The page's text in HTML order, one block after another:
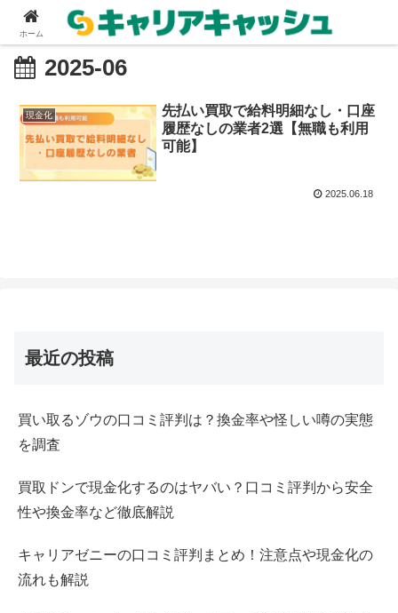
2025-06
現金化
先払い買取で給料明細なし・口座
履歴なしの業者2選【無職も利用
可能】
2025.06.18
最近の投稿
買い取るゾウの口コミ評判は？換金率や怪しい噂の実態
を調査
買取ドンで現金化するのはヤバい？口コミ評判から安全
性や換金率など徹底解説
キャリアゼニーの口コミ評判まとめ！注意点や現金化の
流れも解説
ホーム